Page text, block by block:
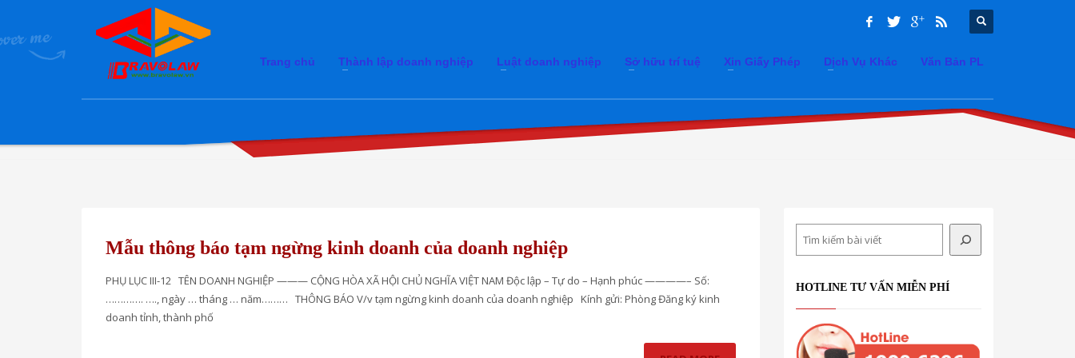
Trang chủ Thành lập doanh nghiệp Luật doanh nghiệp Sở hữu trí tuệ Xin Giấy Phép Dịch Vụ Khác Văn Bản PL
Mẫu thông báo tạm ngừng kinh doanh của doanh nghiệp
PHỤ LỤC III-12 TÊN DOANH NGHIỆP ——— CỘNG HÒA XÃ HỘI CHỦ NGHĨA VIỆT NAM Độc lập – Tự do – Hạnh phúc ————– Số:
…………. …., ngày … tháng … năm……… THÔNG BÁO V/v tạm ngừng kinh doanh của doanh nghiệp Kính gửi: Phòng Đăng ký kinh
doanh tỉnh, thành phố
HOTLINE TƯ VẤN MIỄN PHÍ